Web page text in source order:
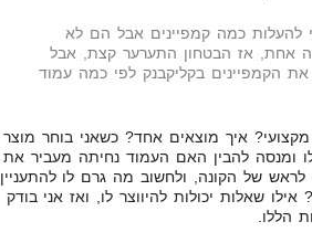
להעלות כמה קמפיינים אבל הם לא
אחת, אז הבטחון התערער קצת, אבל
הקמפיינים בקליקבנק לפי כמה עמוד
איך מוצאים אחד? כשאני בוחר מוצר
ומנסה להבין האם העמוד נחיתה מעביר את
של הקונה, ולחשוב מה גרם לו להתעניין
שאלות יכולות להיווצר לו, ואז אני בודק
הללו.